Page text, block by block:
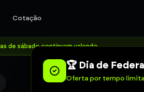
🏆 Dia de
Oferta por tempo
Cotação
de sábado continuam valendo.